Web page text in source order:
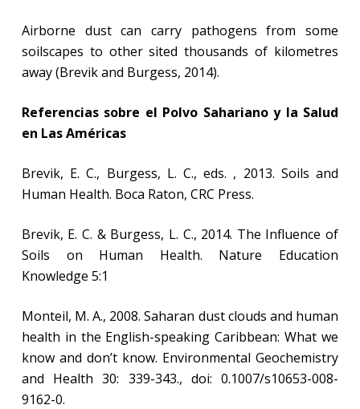
Airborne dust can carry pathogens from some
soilscapes to other sited thousands of kilometres
away (Brevik and Burgess, 2014).
Referencias sobre el Polvo Sahariano y la Salud
en Las Américas
Brevik, E. C., Burgess, L. C., eds. , 2013. Soils and
Human Health. Boca Raton, CRC Press.
Brevik, E. C. & Burgess, L. C., 2014. The Influence of
Soils on Human Health. Nature Education
Knowledge 5:1
Monteil, M. A., 2008. Saharan dust clouds and human
health in the English-speaking Caribbean: What we
know and don’t know. Environmental Geochemistry
and Health 30: 339-343., doi: 0.1007/s10653-008-
9162-0.